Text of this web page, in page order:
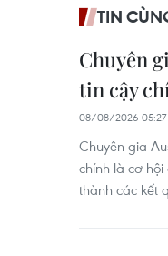
TIN
Chuyên
tin cậy
08/08/2026 05:27
Chuyên gia
chính là cơ
thành các kết